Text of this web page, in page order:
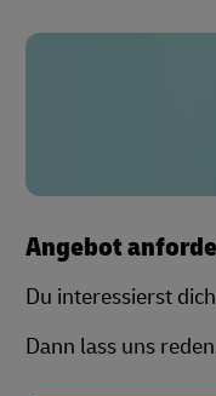
Angebot
Du interessierst
Dann lass uns